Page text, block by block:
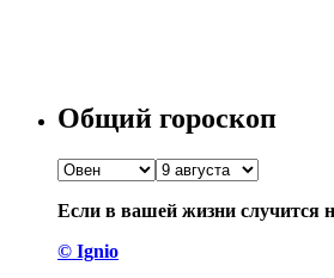
Общий гороскоп
Если в вашей жизни случится
© Ignio